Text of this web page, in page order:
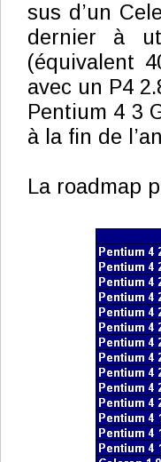
sus d’un
dernier à
(équivalent
avec un P4
Pentium 4 3
à la fin de
La roadmap